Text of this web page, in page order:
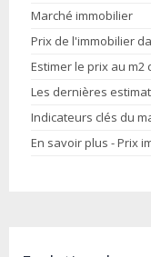
Marché immobilier
Prix de l'immobilier
Estimer le prix au
Les dernières
Indicateurs clés du
En savoir plus - Prix